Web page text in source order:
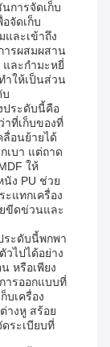
การจัดเก็บ
จัดเก็บ
และเข้าถึง
ารผสมผสาน
ละกำมะหยี่
ำให้เป็นส่วน
บ
ประดับนี้คือ
ที่เก็บของที่
ลื่อนย้ายได้
เบา แต่ถาด
ให้
ง PU ช่วย
แทกเครื่อง
ขีดข่วนและ
ระดับนี้พกพา
ไปได้อย่าง
หรือเพียง
ารออกแบบที่
บเครื่อง
างหู สร้อย
ระเบียบที่